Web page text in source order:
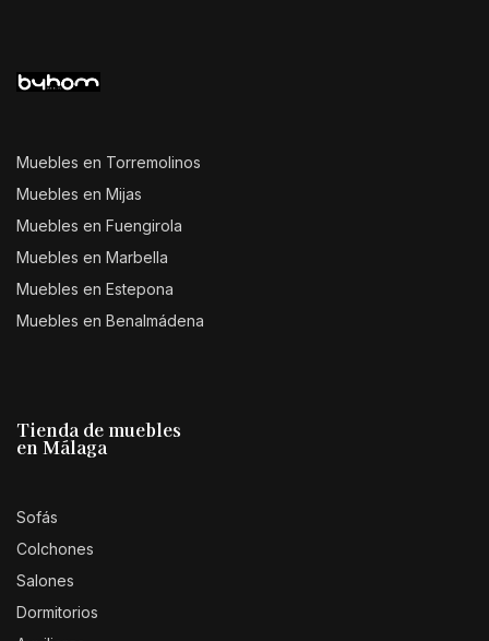
Muebles en Torremolinos
Muebles en Mijas
Muebles en Fuengirola
Muebles en Marbella
Muebles en Estepona
Muebles en Benalmádena
Tienda de muebles
en Málaga
Sofás
Colchones
Salones
Dormitorios